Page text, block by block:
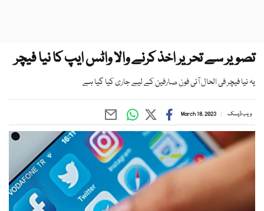
تصویر سے تحریر اخذ کرنے والا واٹس ایپ کا نیا فیچر
یہ نیا فیچر فی الحال آئی فون صارفین کے لیے جاری کیا گیا ہے
ویب ڈیسک March 18, 2023